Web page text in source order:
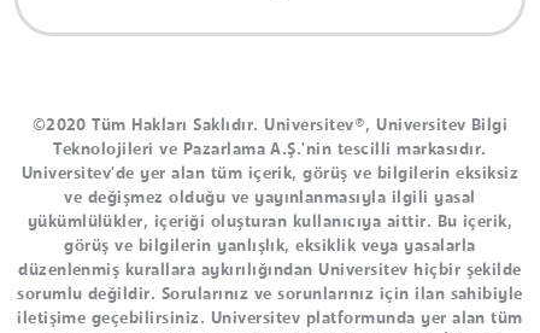
©2020 Tüm Hakları Saklıdır. Universitev®, Universitev Bilgi
Teknolojileri ve Pazarlama A.Ş.'nin tescilli markasıdır.
Universitev'de yer alan tüm içerik, görüş ve bilgilerin eksiksiz
ve değişmez olduğu ve yayınlanmasıyla ilgili yasal
yükümlülükler, içeriği oluşturan kullanıcıya aittir. Bu içerik,
görüş ve bilgilerin yanlışlık, eksiklik veya yasalarla
düzenlenmiş kurallara aykırılığından Universitev hiçbir şekilde
sorumlu değildir. Sorularınız ve sorunlarınız için ilan sahibiyle
iletişime geçebilirsiniz. Universitev platformunda yer alan tüm